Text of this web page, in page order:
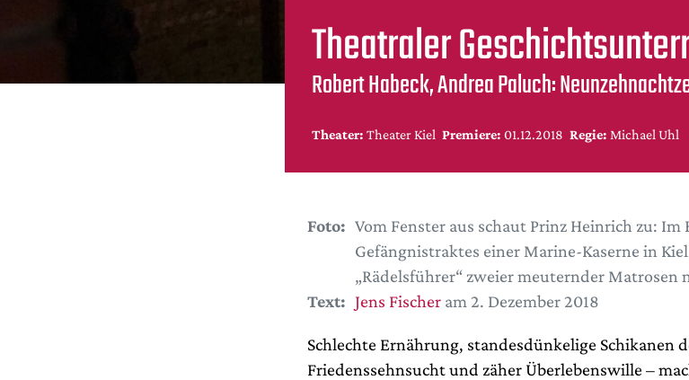
Theatraler
Robert Habeck, Andrea Paluch:
Theater: Theater Kiel Premiere: 01.12.2018 Regie: Michael Uhl
Foto: Vom Fenster aus schaut Prinz Heinrich zu: Im
Gefängnistraktes einer Marine-Kaserne in
„Rädelsführer“ zweier meuternder Matrosen
Text: Jens Fischeram 2. Dezember 2018
Schlechte Ernährung, standesdünkelige Schikanen
Friedenssehnsucht und zäher Überlebenswille –